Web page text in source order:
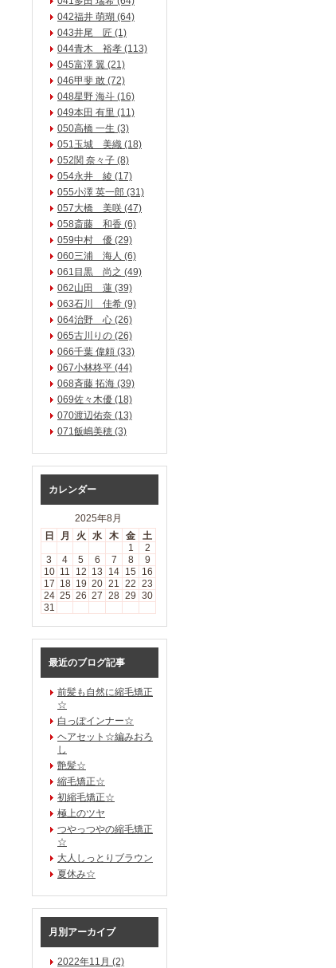
042福井 萌瑚 (64)
043井尾 匠 (1)
044青木 裕孝 (113)
045富澤 翼 (21)
046甲斐 敢 (72)
048星野 海斗 (16)
049本田 有里 (11)
050高橋 一生 (3)
051玉城 美織 (18)
052関 奈々子 (8)
054永井 綾 (17)
055小澤 英一郎 (31)
057大橋 美咲 (47)
058斎藤 和香 (6)
059中村 優 (29)
060三浦 海人 (6)
061目黒 尚之 (49)
062山田 蓮 (39)
063石川 佳希 (9)
064治野 心 (26)
065古川りの (26)
066千葉 偉頼 (33)
067小林柊平 (44)
068斉藤 拓海 (39)
069佐々木優 (18)
070渡辺佑奈 (13)
071飯嶋美穂 (3)
カレンダー
2025年8月
日
月 火 水 木 金
土
1
2
3
4 5 6 7 8
9
10 11 12 13 14 15
16
17 18 19 20 21 22 23
24 25 26 27 28 29 30
31
最近のブログ記事
前髪も自然に縮毛矯正
☆
白っぽインナー☆
ヘアセット☆編みおろ
し
艶髪☆
縮毛矯正☆
初縮毛矯正☆
極上のツヤ
つやっつやの縮毛矯正
☆
大人しっとりブラウン
夏休み☆
月別アーカイブ
2022年11月 (2)